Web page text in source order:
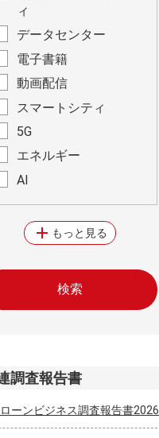
ィ
データセンター
電子書籍
動画配信
スマートシティ
5G
エネルギー
AI
add もっと見る
調査報告書
ローンビジネス調査報告書2026